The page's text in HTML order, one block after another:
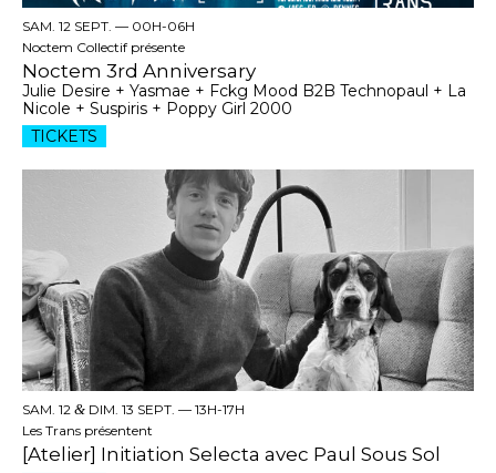
SAM. 12 SEPT. — 00H-06H
Noctem Collectif présente
Noctem 3rd Anniversary
Julie Desire + Yasmae + Fckg Mood B2B Technopaul + La
Nicole + Suspiris + Poppy Girl 2000
TICKETS
SAM. 12 & DIM. 13 SEPT. — 13H-17H
Les Trans présentent
[Atelier] Initiation Selecta avec Paul Sous Sol